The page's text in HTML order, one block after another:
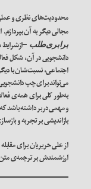
محدودیت‌های نظری و
مجالی دیگر به آن
برابری‌طلب –
دانشجویی در آن، شکل
اجتماعی، نسبت‌شان با
می‌تواند برای چپ
به‌طور کلی برای همه‌ی
و مهمی دربر داشته باشد
بازاندیشی بر تجربه و
از علی حریریان برای
ارزشمندش بر ترجمه‌ی